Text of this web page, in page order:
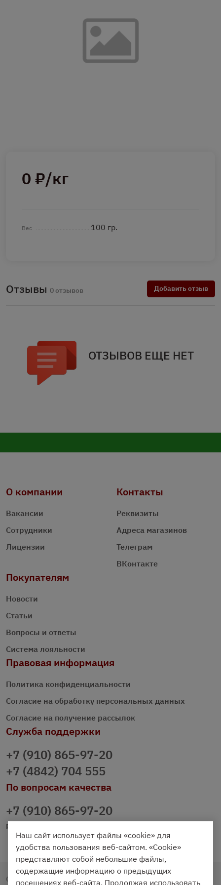
0 ₽/кг
Вес 100 гр.
Отзывы 0 отзывов Добавить отзыв
ОТЗЫВОВ ЕЩЕ НЕТ
О компании
Вакансии
Сотрудники
Лицензии
Контакты
Реквизиты
Адреса магазинов
Телеграм
ВКонтакте
Покупателям
Новости
Статьи
Вопросы и ответы
Система лояльности
Правовая информация
Политика конфиденциальности
Согласие на обработку персональных данных
Согласие на получение рассылок
Служба поддержки
+7 (910) 865-97-20
+7 (4842) 704 555
По вопросам качества
+7 (910) 865-97-20
prazdnichniy40@palmi.ru
Copyright © 2020 - 2026. Праздничный Стол.
Наш сайт использует файлы «cookie» для
удобства пользования веб-сайтом. «Cookie»
представляют собой небольшие файлы,
содержащие информацию о предыдущих
посещениях веб-сайта. Продолжая использовать